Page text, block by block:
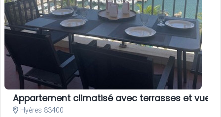
Appartement climatisé avec terrasses et vue
Hyères 83400